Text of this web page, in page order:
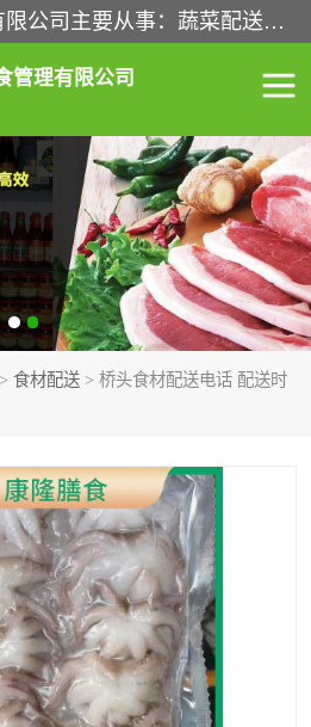
东莞市康隆膳食管理有限公司主要从事：蔬菜配送、食堂承包、企业工厂食堂承包、机关单位食堂承包、调味品配送、粮油配送、干货配送、副食配送、水果配送、海鲜配送等业务，东莞蔬菜配送电话，咨询在线客服。
管理有限公司
> 食材配送 > 桥头食材配送电话 配送时
蔬菜配送
鲜肉配送
食材配送
企业工厂食堂承包
副食配送